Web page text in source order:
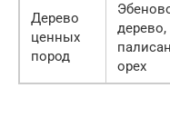
Дерево
ценных
пород
дерево,
орех